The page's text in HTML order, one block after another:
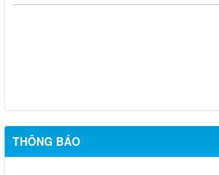
THÔNG BÁO
Thông báo triệu tập thi sinh đủ điều
dụng viên chức Trung tâm Dịch vụ tổng